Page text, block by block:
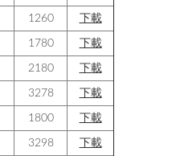
1260 下載
1780 下載
2180 下載
3278 下載
1800 下載
3298 下載